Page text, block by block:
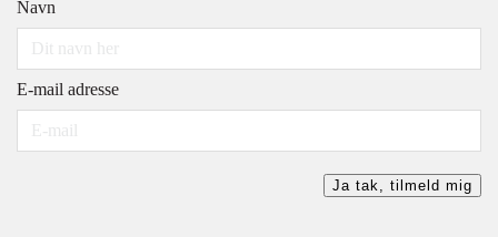
Navn
E-mail adresse
Ja tak, tilmeld mig